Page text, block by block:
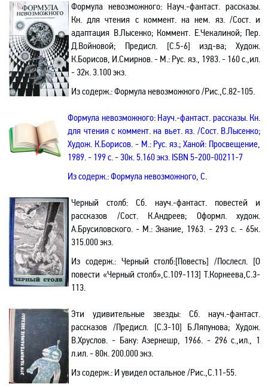
Формула невозможного: Науч.-фантаст. рассказы.
Кн. для чтения с коммент. на нем. яз. /Сост. и
адаптация В.Лысенко; Коммент. Е.Чекалиной; Пер.
Д.Войновой; Предисл. [С.5-6] изд-ва; Худож.
К.Борисов, И.Смирнов. - М.: Рус. яз., 1983. - 160 с.,ил.
- 32к. 3.100 экз.
Из содерж.:Формула невозможного /Рис.,С.82-105.
Формула невозможного: Науч.-фантаст. рассказы. Кн.
для чтения с коммент. на вьет. яз. /Сост. В.Лысенко;
Худож. К.Борисов. - М.: Рус. яз.;Ханой: Просвещение,
1989. - 199 с. - 30к. 5.160 экз. ISBN 5-200-00211-7
Из содерж.:Формуланевозможного, С.
Черный столб: Сб. науч.-фантаст. повестей и
рассказов /Сост. К.Андреев; Оформл. худож.
А.Брусиловского. - М.: Знание, 1963. - 293 с. - 65к.
315.000 экз.
Из содерж.:Черный столб:[Повесть] /Послесл. [О
повести «Черный столб»,С.109-113] Т.Корнеева,С.3-
113.
Эти удивительные звезды: Сб. науч.-фантаст.
рассказов /Предисл. [С.3-10] Б.Ляпунова; Худож.
В.Хруслов. - Баку: Азернешр, 1966. - 296 с.,ил., 1
л.ил. - 80к. 200.000 экз.
Из содерж.: И увидел остальное /Рис.,С.11-55.